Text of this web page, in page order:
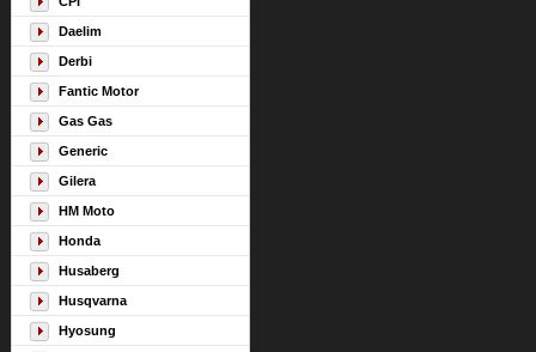
Daelim
Derbi
Fantic Motor
Gas Gas
Generic
Gilera
HM Moto
Honda
Husaberg
Husqvarna
Hyosung